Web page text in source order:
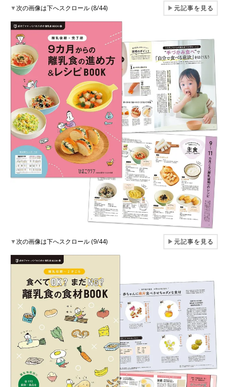
▼次の画像は下へスクロール (8/44) ▶元記事を見る
▼次の画像は下へスクロール (9/44) ▶元記事を見る